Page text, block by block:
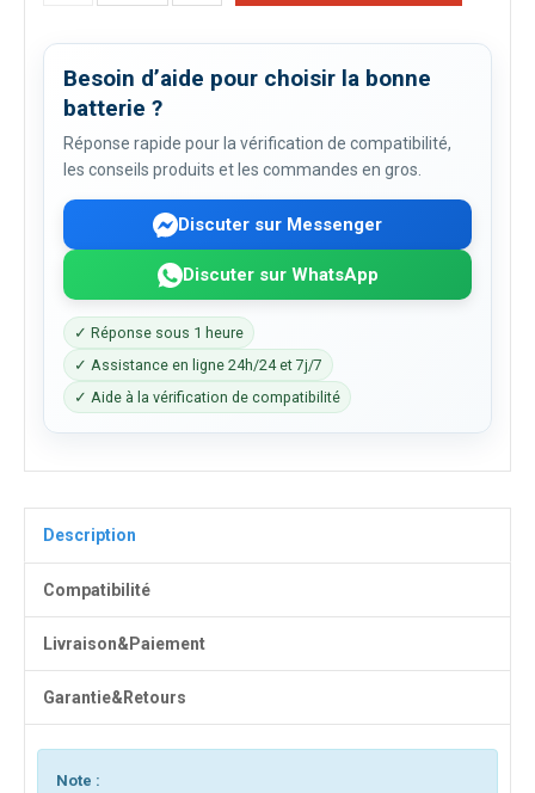
Besoin d’aide pour choisir la bonne
batterie ?
Réponse rapide pour la vérification de compatibilité,
les conseils produits et les commandes en gros.
Discuter sur Messenger
Discuter sur WhatsApp
✓ Réponse sous 1 heure
✓ Assistance en ligne 24h/24 et 7j/7
✓ Aide à la vérification de compatibilité
Description
Compatibilité
Livraison&Paiement
Garantie&Retours
Note :